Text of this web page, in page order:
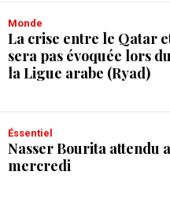
Monde
La crise entre le Qatar
sera pas évoquée lors
la Ligue arabe (Ryad)
Éssentiel
Nasser Bourita attendu
mercredi